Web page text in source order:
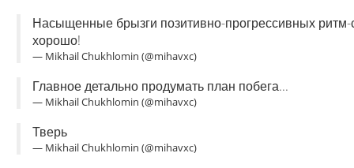
Насыщенные брызги позитивно-прогрессивных ритм-
хорошо!
— Mikhail Chukhlomin (@mihavxc)
Главное детально продумать план побега...
— Mikhail Chukhlomin (@mihavxc)
Тверь
— Mikhail Chukhlomin (@mihavxc)